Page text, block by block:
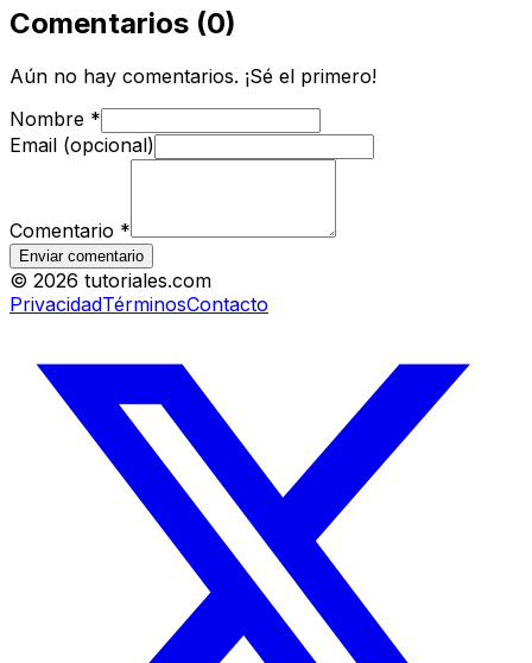
Comentarios (0)
Aún no hay comentarios. ¡Sé el primero!
Nombre *
Email (opcional)
Comentario *
Enviar comentario
© 2026 tutoriales.com
PrivacidadTérminosContacto